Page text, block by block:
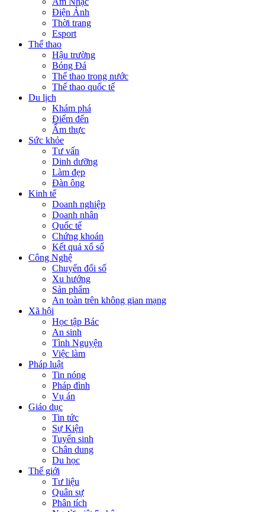
Điện Ảnh
Thời trang
Esport
Thể thao
Hậu trường
Bóng Đá
Thể thao trong nước
Thể thao quốc tế
Du lịch
Khám phá
Điểm đến
Ẩm thực
Sức khỏe
Tư vấn
Dinh dưỡng
Làm đẹp
Đàn ông
Kinh tế
Doanh nghiệp
Doanh nhân
Quốc tế
Chứng khoán
Kết quả xổ số
Công Nghệ
Chuyển đổi số
Xu hướng
Sản phẩm
An toàn trên không gian mạng
Xã hội
Học tập Bác
An sinh
Tình Nguyện
Việc làm
Pháp luật
Tin nóng
Pháp đình
Vụ án
Giáo dục
Tin tức
Sự Kiện
Tuyển sinh
Chân dung
Du học
Thế giới
Tư liệu
Quân sự
Phân tích